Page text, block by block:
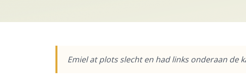
Emiel at plots slecht en had links onderaan de